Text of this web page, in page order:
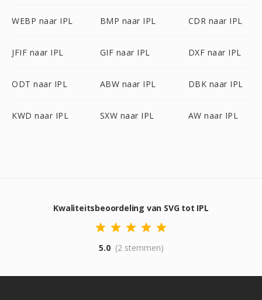
WEBP naar IPL BMP naar IPL CDR naar IPL
JFIF naar IPL GIF naar IPL DXF naar IPL
ODT naar IPL ABW naar IPL DBK naar IPL
KWD naar IPL SXW naar IPL AW naar IPL
Kwaliteitsbeoordeling van SVG tot IPL
5.0 (2 stemmen)